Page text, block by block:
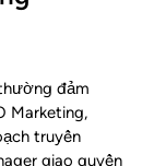
đảm
Marketing,
truyền
giao quyền